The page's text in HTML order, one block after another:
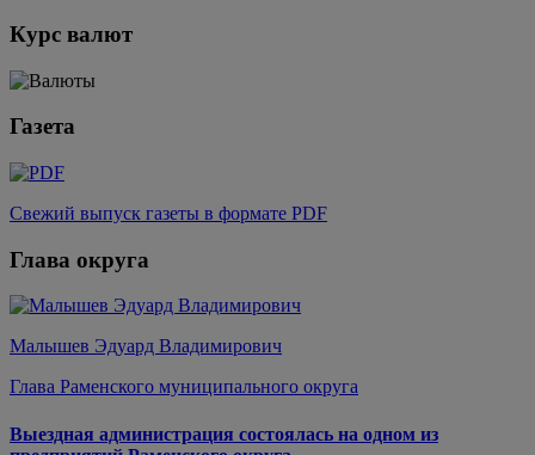
Курс валют
Газета
Свежий выпуск газеты в формате PDF
Глава округа
Малышев Эдуард Владимирович
Глава Раменского муниципального округа
Выездная администрация состоялась на одном из